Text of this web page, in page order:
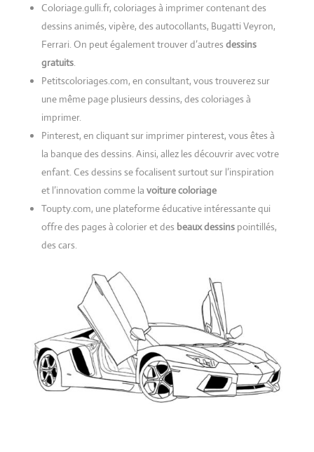
Coloriage.gulli.fr, coloriages à imprimer contenant des
dessins animés, vipère, des autocollants, Bugatti Veyron,
Ferrari. On peut également trouver d’autresdessins
gratuits.
Petitscoloriages.com, en consultant, vous trouverez sur
une même page plusieurs dessins, des coloriages à
imprimer.
Pinterest, en cliquant sur imprimer pinterest, vous êtes à
la banque des dessins. Ainsi, allez les découvrir avec votre
enfant. Ces dessins se focalisent surtout sur l’inspiration
et l’innovation comme la voiture coloriage
Toupty.com, une plateforme éducative intéressante qui
offre des pages à colorier et des beaux dessinspointillés,
des cars.